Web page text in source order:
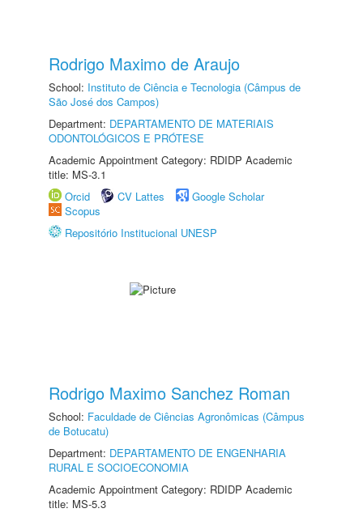
Rodrigo Maximo de Araujo
School: Instituto de Ciência e Tecnologia (Câmpus de
São José dos Campos)
Department: DEPARTAMENTO DE MATERIAIS
ODONTOLÓGICOS E PRÓTESE
Academic Appointment Category: RDIDP Academic
title: MS-3.1
Orcid
CV Lattes
Google Scholar
Scopus
Repositório Institucional UNESP
Rodrigo Maximo Sanchez Roman
School: Faculdade de Ciências Agronômicas (Câmpus
de Botucatu)
Department: DEPARTAMENTO DE ENGENHARIA
RURAL E SOCIOECONOMIA
Academic Appointment Category: RDIDP Academic
title: MS-5.3